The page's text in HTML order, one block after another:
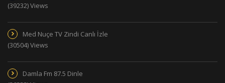
(39232) Views
Med Nuçe TV Zindi Canlı İzle
(30504) Views
Damla Fm 87.5 Dinle